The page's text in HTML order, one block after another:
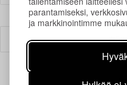
parantamiseksi,
ja markkinointimme